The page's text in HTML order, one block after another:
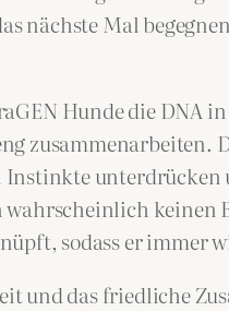
nächste Mal
Hunde die DNA
unterdrücken
wahrscheinlich
sodass er immer
und das friedliche